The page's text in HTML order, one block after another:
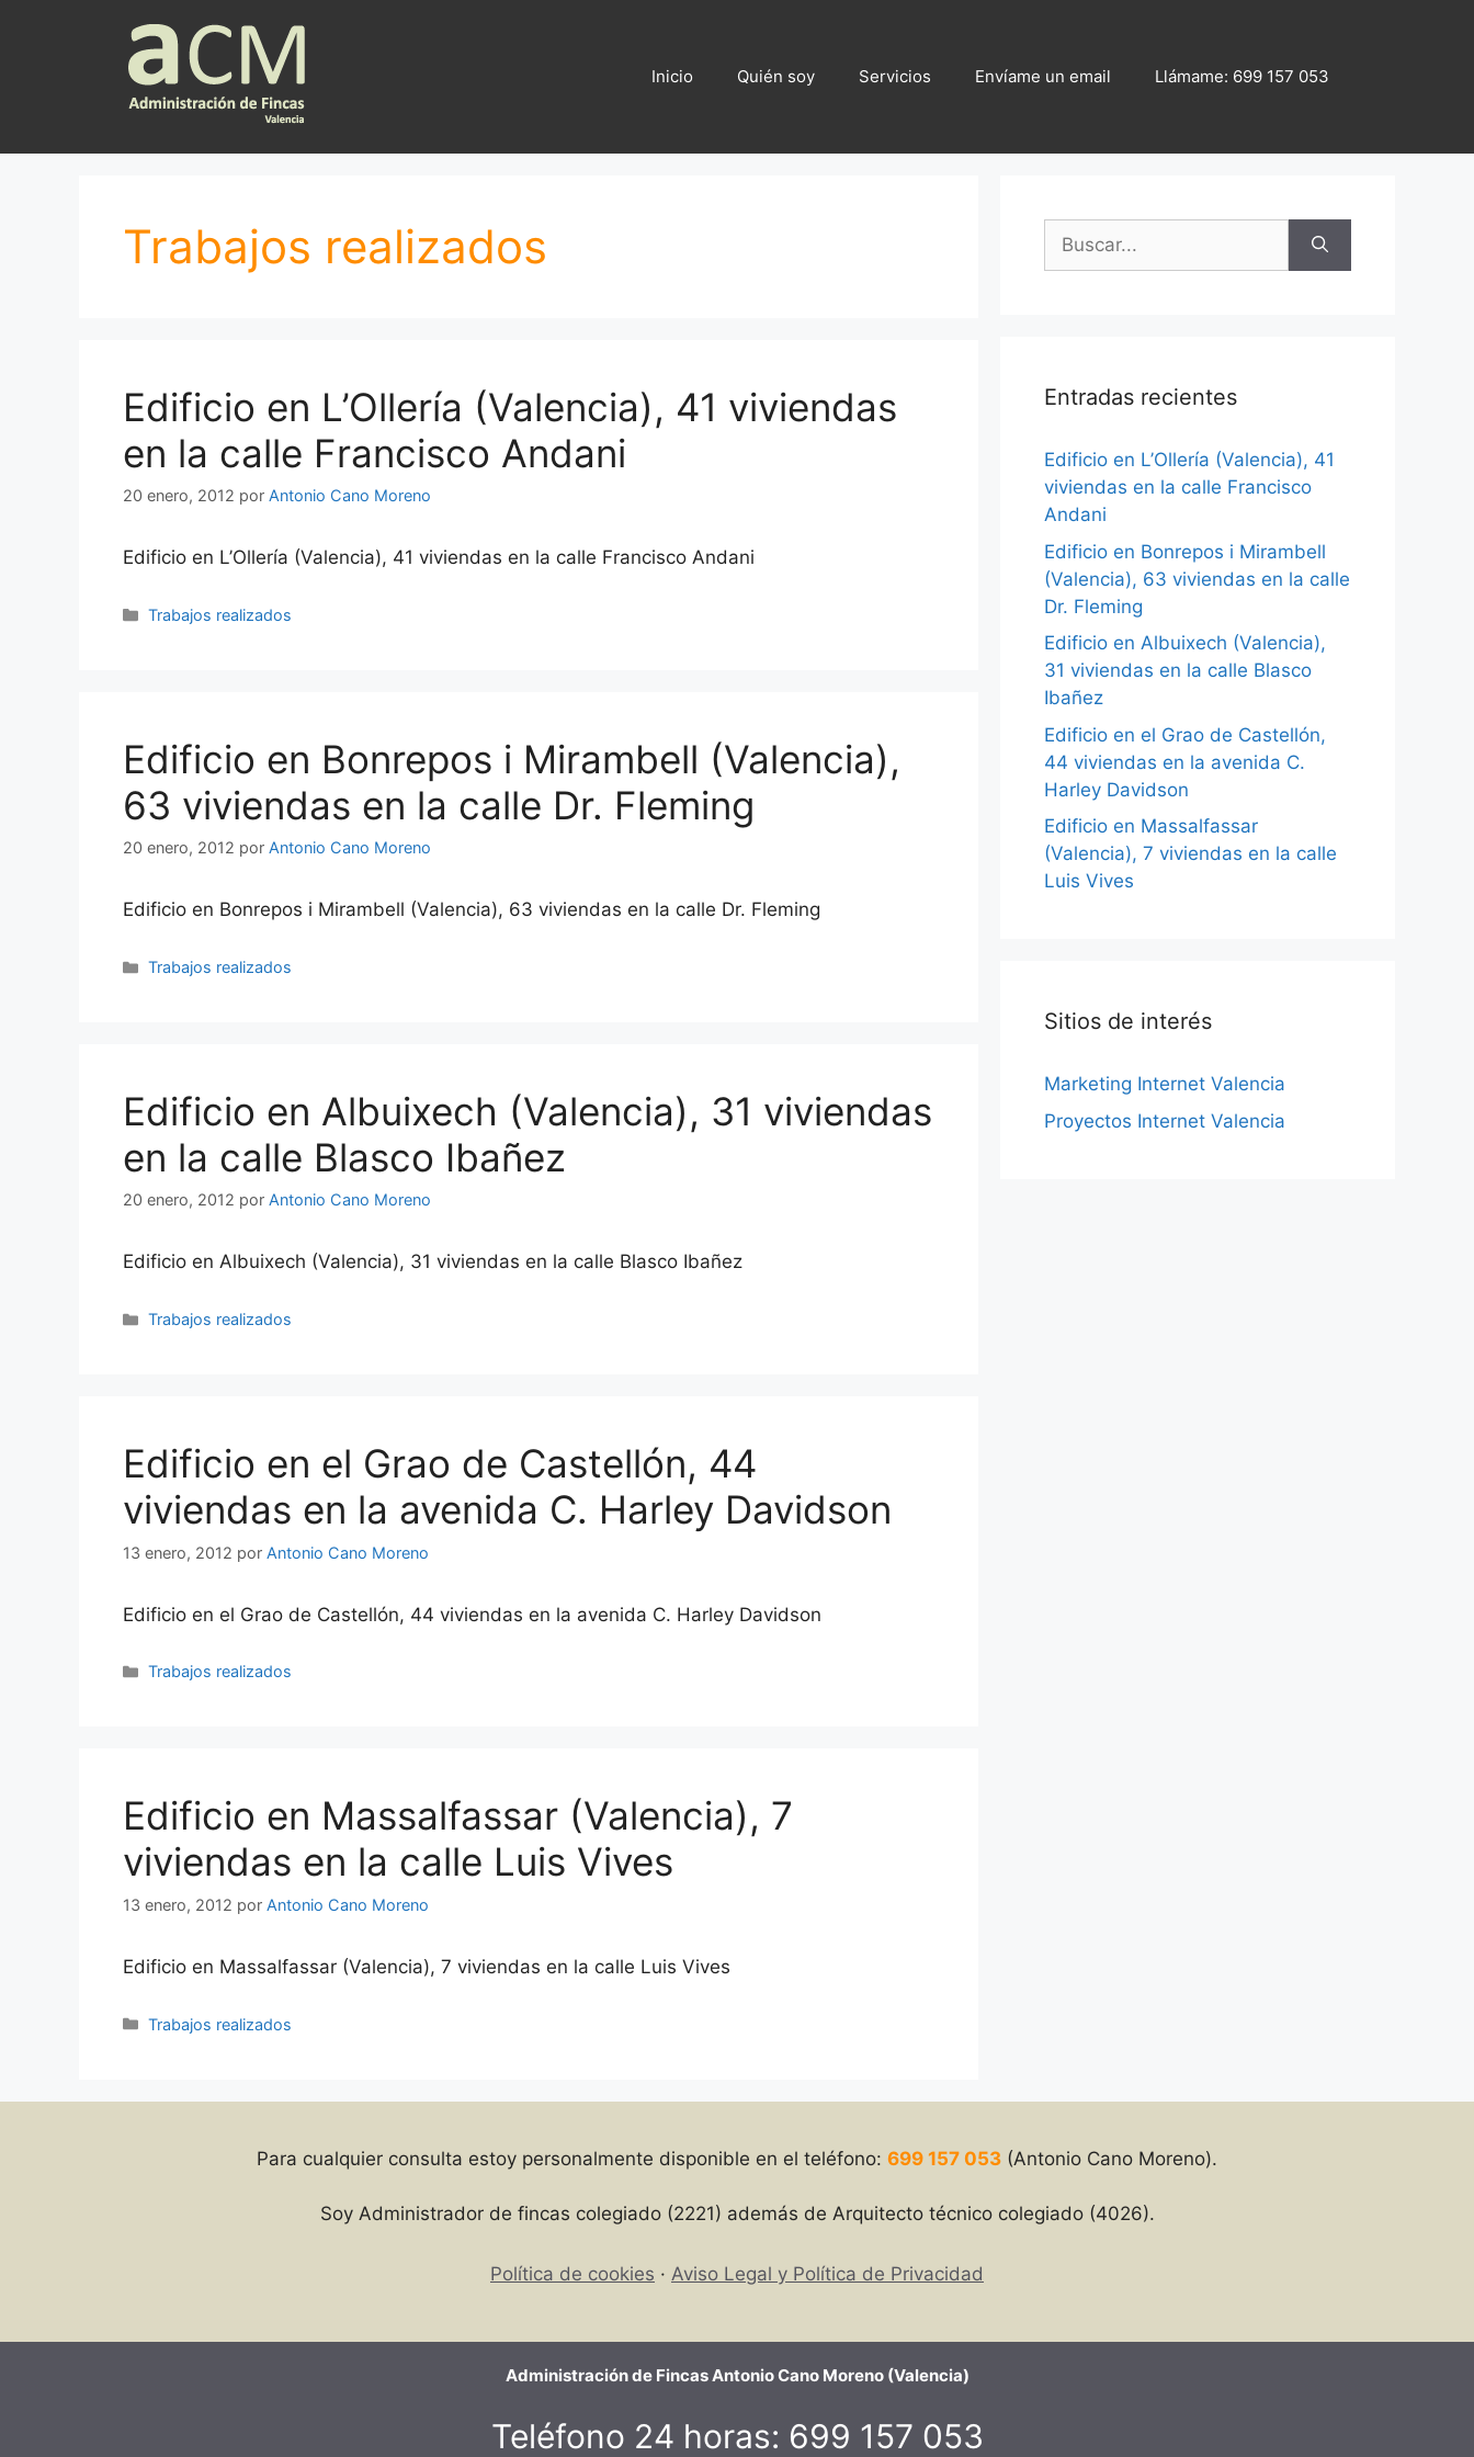
Inicio Quién soy Servicios Envíame un email Llámame: 699 157 053
Trabajos realizados
Edificio en L’Ollería (Valencia), 41 viviendas
en la calle Francisco Andani
20 enero, 2012 por Antonio Cano Moreno
Edificio en L’Ollería (Valencia), 41 viviendas en la calle Francisco Andani
Categorías
Trabajos realizados
Edificio en Bonrepos i Mirambell (Valencia),
63 viviendas en la calle Dr. Fleming
20 enero, 2012 por Antonio Cano Moreno
Edificio en Bonrepos i Mirambell (Valencia), 63 viviendas en la calle Dr. Fleming
Categorías
Trabajos realizados
Edificio en Albuixech (Valencia), 31 viviendas
en la calle Blasco Ibañez
20 enero, 2012 por Antonio Cano Moreno
Edificio en Albuixech (Valencia), 31 viviendas en la calle Blasco Ibañez
Categorías
Trabajos realizados
Edificio en el Grao de Castellón, 44
viviendas en la avenida C. Harley Davidson
13 enero, 2012 por Antonio Cano Moreno
Edificio en el Grao de Castellón, 44 viviendas en la avenida C. Harley Davidson
Categorías
Trabajos realizados
Edificio en Massalfassar (Valencia), 7
viviendas en la calle Luis Vives
13 enero, 2012 por Antonio Cano Moreno
Edificio en Massalfassar (Valencia), 7 viviendas en la calle Luis Vives
Categorías
Trabajos realizados
Buscar:
Entradas recientes
Edificio en L’Ollería (Valencia), 41
viviendas en la calle Francisco
Andani
Edificio en Bonrepos i Mirambell
(Valencia), 63 viviendas en la calle
Dr. Fleming
Edificio en Albuixech (Valencia),
31 viviendas en la calle Blasco
Ibañez
Edificio en el Grao de Castellón,
44 viviendas en la avenida C.
Harley Davidson
Edificio en Massalfassar
(Valencia), 7 viviendas en la calle
Luis Vives
Sitios de interés
Marketing Internet Valencia
Proyectos Internet Valencia
Para cualquier consulta estoy personalmente disponible en el teléfono: 699 157 053 (Antonio Cano Moreno).
Soy Administrador de fincas colegiado (2221) además de Arquitecto técnico colegiado (4026).
Política de cookies Aviso Legal y Política de Privacidad
Administración de Fincas Antonio Cano Moreno (Valencia)
Teléfono 24 horas: 699 157 053